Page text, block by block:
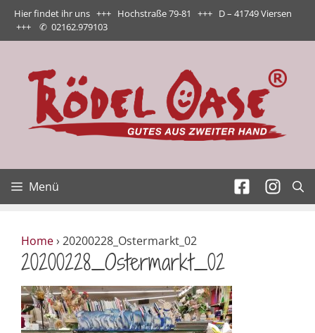
Zum
Inhalt
springen
Hier findet ihr uns +++ Hochstraße 79-81 +++ D – 41749 Viersen
+++ ✆ 02162.979103
Menü
Home› 20200228_Ostermarkt_02
20200228_Ostermarkt_02